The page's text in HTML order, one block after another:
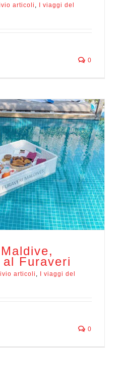
articoli ,
I viaggi del
0
Furaveri
articoli ,
I viaggi del
0